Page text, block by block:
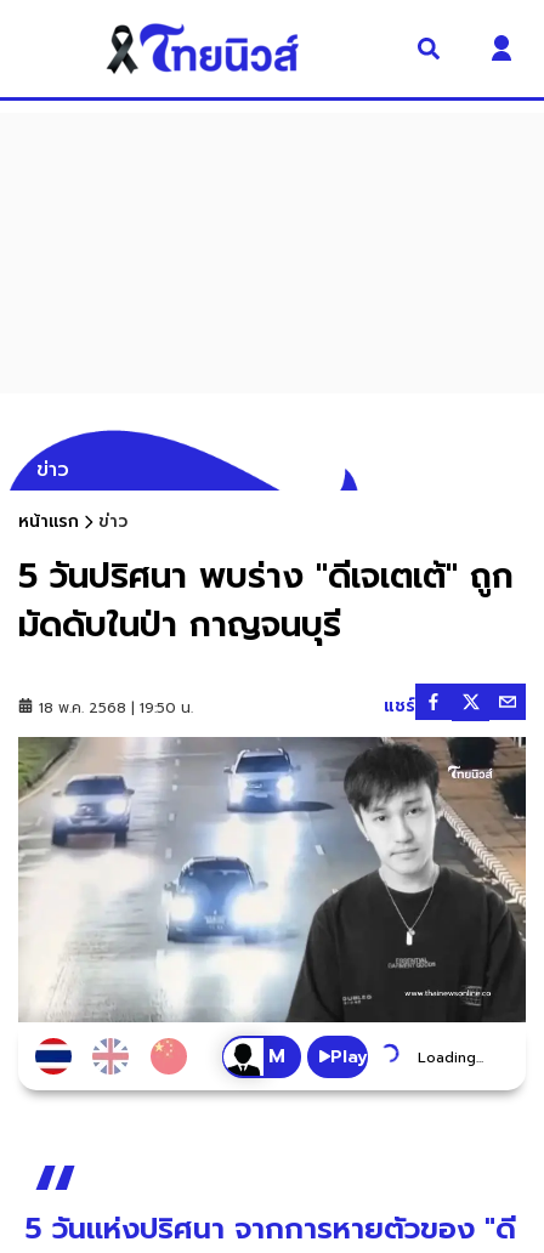
ข่าว
หน้าแรก ข่าว
5 วันปริศนา พบร่าง "ดีเจเตเต้" ถูก
มัดดับในป่า กาญจนบุรี
18 พ.ค. 2568 | 19:50 น. แชร์
Play Loading...
5 วันแห่งปริศนา จากการหายตัวของ "ดี